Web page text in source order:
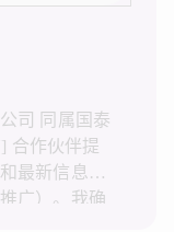
司 同属国泰
合作伙伴提
最新信息
广）。我确